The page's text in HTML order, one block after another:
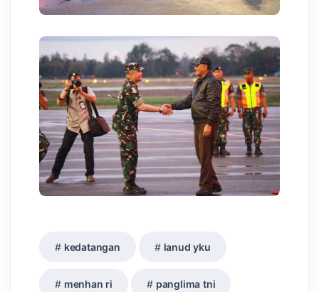
kedatangan lanud yku
menhan ri panglima tni